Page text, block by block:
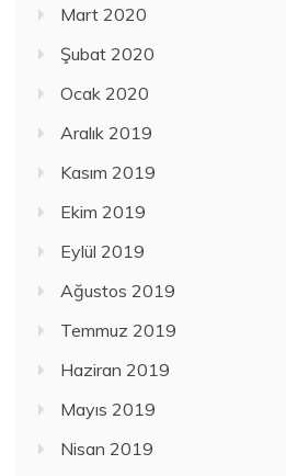
Mart 2020
Şubat 2020
Ocak 2020
Aralık 2019
Kasım 2019
Ekim 2019
Eylül 2019
Ağustos 2019
Temmuz 2019
Haziran 2019
Mayıs 2019
Nisan 2019